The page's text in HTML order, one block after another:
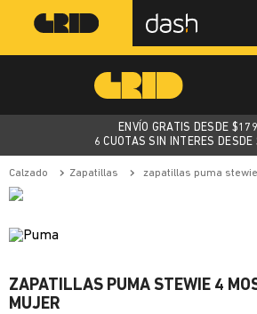
ENVÍO GRATIS DESDE $
6 CUOTAS SIN INTERES
calzado zapatillas zapatillas puma
ZAPATILLAS PUMA STEWIE 4
MUJER